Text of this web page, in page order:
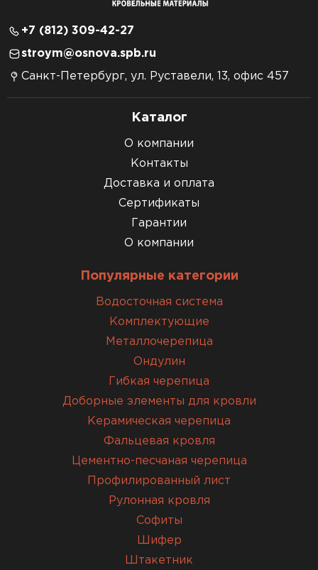
+7 (812) 309-42-27
stroym@osnova.spb.ru
Санкт-Петербург, ул. Руставели, 13, офис 457
Каталог
О компании
Контакты
Доставка и оплата
Сертификаты
Гарантии
О компании
Популярные категории
Водосточная система
Комплектующие
Металлочерепица
Ондулин
Гибкая черепица
Доборные элементы для кровли
Керамическая черепица
Фальцевая кровля
Цементно-песчаная черепица
Профилированный лист
Рулонная кровля
Софиты
Шифер
Штакетник